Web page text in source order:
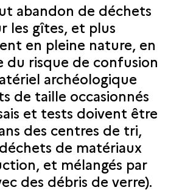
abandon de déchets
les gîtes, et plus
en pleine nature, en
du risque de confusion
archéologique
de taille occasionnés
et tests doivent être
des centres de tri,
de matériaux
et mélangés par
des débris de verre).